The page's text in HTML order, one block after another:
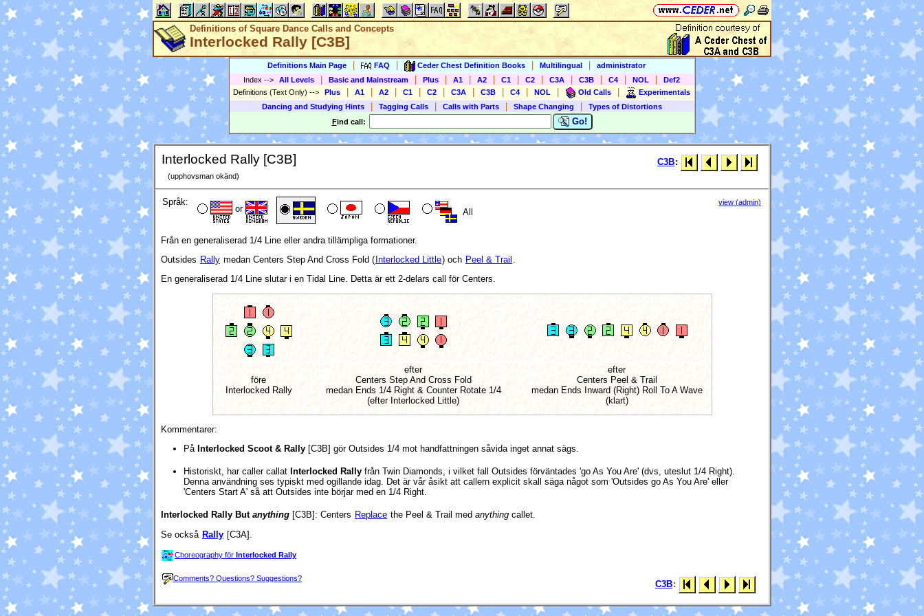
Definitions of Square Dance Calls and Concepts
Interlocked Rally [C3B]
Definitions Main Page FAQ Ceder Chest Definition Books Multilingual
administrator
Index --> All Levels Basic and Mainstream Plus A1 A2 C1 C2 C3A C3B C4 NOL
Def2
Definitions (Text Only) --> Plus A1 A2 C1 C2 C3A C3B C4 NOL Old Calls
Experimentals
Dancing and Studying Hints
Tagging Calls Calls with Parts Shape Changing
Types of Distortions
Find call: Go!
Interlocked Rally [C3B]
(upphovsman okänd)
C3B:
Språk:
or All
view (admin)
Från en generaliserad 1/4 Line eller andra tillämpliga formationer.
Outsides Rally medan Centers Step And Cross Fold ( Interlocked Little) och Peel & Trail
En generaliserad 1/4 Line slutar i en Tidal Line. Detta är ett 2-delars call för Centers.
före
Interlocked Rally
efter
Centers Step And Cross Fold
medan Ends 1/4 Right & Counter Rotate 1/4
(efter Interlocked Little)
efter
Centers Peel & Trail
medan Ends Inward (Right) Roll To A Wave
(klart)
Kommentarer:
På Interlocked Scoot & Rally [C3B] gör Outsides 1/4 mot handfattningen såvida inget annat sägs.
Historiskt, har caller callat Interlocked Rally från Twin Diamonds, i vilket fall Outsides förväntades 'go As You Are' (dvs, uteslut 1/4 Right).
Denna användning ses typiskt med ogillande idag. Det är vår åsikt att callern explicit skall säga något som 'Outsides go As You Are' eller
'Centers Start A' så att Outsides inte börjar med en 1/4 Right.
Interlocked Rally But anything [C3B] : Centers Replace the Peel & Trail med anything callet.
Se också Rally [C3A].
Choreography för Interlocked Rally
Comments? Questions? Suggestions?
C3B: